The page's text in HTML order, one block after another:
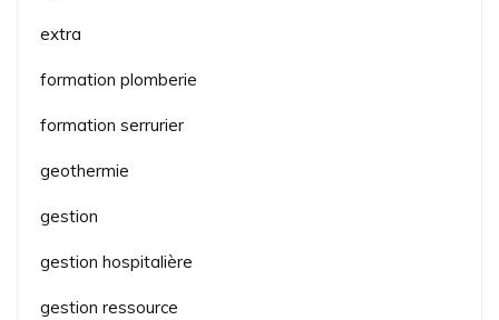
extra
formation plomberie
formation serrurier
geothermie
gestion
gestion hospitalière
gestion ressource